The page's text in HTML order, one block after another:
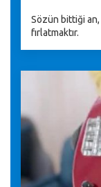
Sözün bittiği an,
fırlatmaktır.